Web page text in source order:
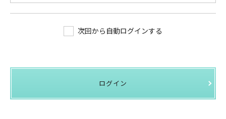
次回から自動ログインする
ログイン